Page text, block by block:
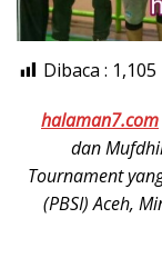
Dibaca : 1,105
halaman7.com
dan
Tournament
(PBSI) Aceh,